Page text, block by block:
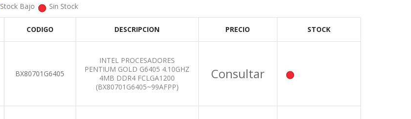
Stock Bajo Sin Stock
CODIGO DESCRIPCION PRECIO STOCK
BX80701G6405
INTEL PROCESADORES
PENTIUM GOLD G6405 4.10GHZ
4MB DDR4 FCLGA1200
(BX80701G6405~99AFPP)
Consultar